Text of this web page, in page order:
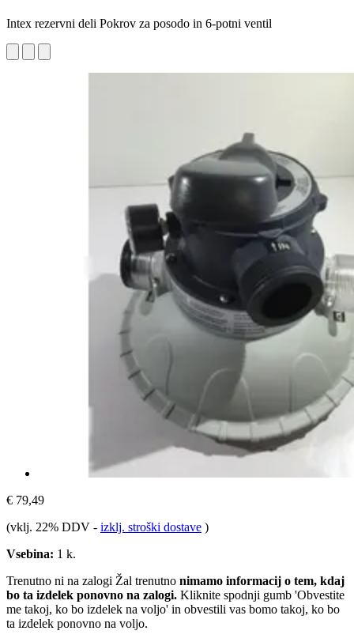
Intex rezervni deli Pokrov za posodo in 6-potni ventil
€ 79,49
(vklj. 22% DDV - izklj. stroški dostave )
Vsebina: 1 k.
Trenutno ni na zalogi Žal trenutno nimamo informacij o tem, kdaj
bo ta izdelek ponovno na zalogi. Kliknite spodnji gumb 'Obvestite
me takoj, ko bo izdelek na voljo' in obvestili vas bomo takoj, ko bo
ta izdelek ponovno na voljo.